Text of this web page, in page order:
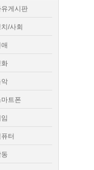
유게시판
치/사회
애
화
악
마트폰
임
퓨터
동